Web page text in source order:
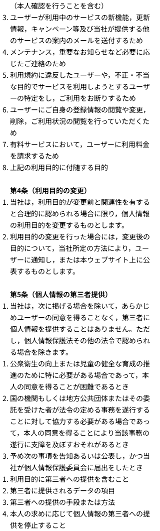
（本人確認を行うことを含む）
ユーザーが利用中のサービスの新機能，更新
情報，キャンペーン等及び当社が提供する他
のサービスの案内のメールを送付するため
メンテナンス，重要なお知らせなど必要に応
じたご連絡のため
利用規約に違反したユーザーや，不正・不当
な目的でサービスを利用しようとするユーザ
ーの特定をし，ご利用をお断りするため
ユーザーにご自身の登録情報の閲覧や変更，
削除，ご利用状況の閲覧を行っていただくた
め
有料サービスにおいて，ユーザーに利用料金
を請求するため
上記の利用目的に付随する目的
第4条（利用目的の変更）
当社は，利用目的が変更前と関連性を有する
と合理的に認められる場合に限り，個人情報
の利用目的を変更するものとします。
利用目的の変更を行った場合には，変更後の
目的について，当社所定の方法により，ユー
ザーに通知し，または本ウェブサイト上に公
表するものとします。
第5条（個人情報の第三者提供）
当社は，次に掲げる場合を除いて，あらかじ
めユーザーの同意を得ることなく，第三者に
個人情報を提供することはありません。ただ
し，個人情報保護法その他の法令で認められ
る場合を除きます。​
公衆衛生の向上または児童の健全な育成の推
進のために特に必要がある場合であって，本
人の同意を得ることが困難であるとき
国の機関もしくは地方公共団体またはその委
託を受けた者が法令の定める事務を遂行する
ことに対して協力する必要がある場合であっ
て，本人の同意を得ることにより当該事務の
遂行に支障を及ぼすおそれがあるとき
予め次の事項を告知あるいは公表し，かつ当
社が個人情報保護委員会に届出をしたとき
利用目的に第三者への提供を含むこと
第三者に提供されるデータの項目
第三者への提供の手段または方法
本人の求めに応じて個人情報の第三者への提
供を停止すること